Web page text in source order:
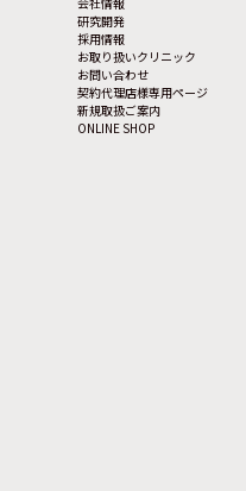
研究開発
採用情報
お取り扱いクリニック
お問い合わせ
契約代理店様専用ページ
新規取扱ご案内
ONLINE SHOP